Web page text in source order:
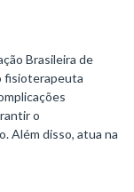
Brasileira de
fisioterapeuta
o
Além disso, atua na